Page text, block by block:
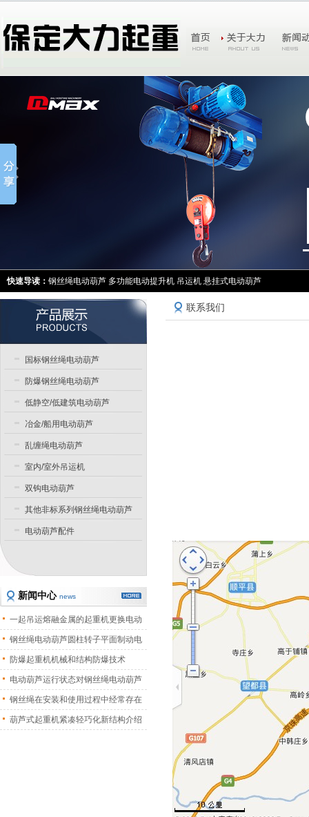
快速导读： 钢丝绳电动葫芦 多功能电动提升机 吊运机 悬挂式电动葫芦
联系我们
国标钢丝绳电动葫芦
防爆钢丝绳电动葫芦
低静空/低建筑电动葫芦
冶金/船用电动葫芦
乱缠绳电动葫芦
室内/室外吊运机
双钩电动葫芦
其他非标系列钢丝绳电动葫芦
电动葫芦配件
新闻中心 news
一起吊运熔融金属的起重机更换电动
葫 钢丝绳电动葫芦圆柱转子平面制动电
机
防爆起重机机械和结构防爆技术
电动葫芦运行状态对钢丝绳电动葫芦
振 钢丝绳在安装和使用过程中经常存在
的 葫芦式起重机紧凑轻巧化新结构介绍